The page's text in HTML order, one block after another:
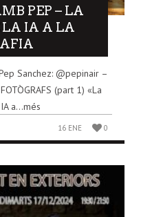
PEP – LA
LA IA A LA
Sanchez: @pepinair –
(part 1) «La
a...més
16 ENE 0